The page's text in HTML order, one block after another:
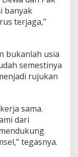
banyak
terjaga,”
bukanlah usia
semestinya
rujukan
sama.
dari
tegasnya.